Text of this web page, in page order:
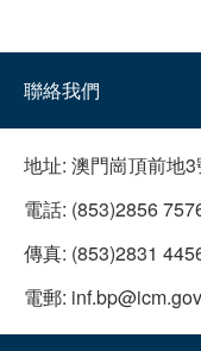
聯絡我們
地址: 澳門崗頂前地3
電話: (853)2856
傳真: (853)2831
電郵: